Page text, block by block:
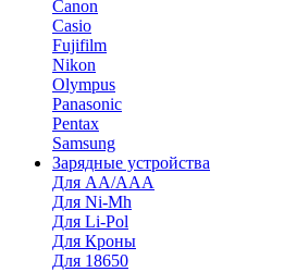
Canon
Casio
Fujifilm
Nikon
Olympus
Panasonic
Pentax
Samsung
Зарядные устройства
Для AA/AAA
Для Ni-Mh
Для Li-Pol
Для Кроны
Для 18650